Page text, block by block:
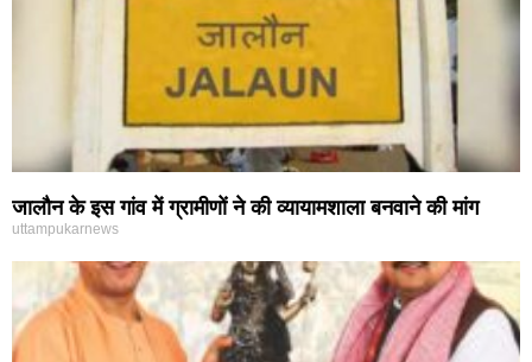
जालौन के इस गांव में ग्रामीणों ने की व्यायामशाला बनवाने की मांग
uttampukarnews